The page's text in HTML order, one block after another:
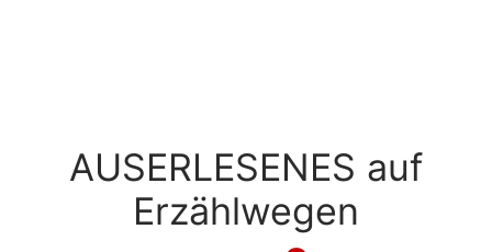
AUSERLESENES auf
Erzählwegen